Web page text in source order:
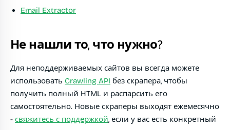
Email Extractor
Не нашли то, что нужно?
Для неподдерживаемых сайтов вы всегда можете
использовать Crawling API без скрапера, чтобы
получить полный HTML и распарсить его
самостоятельно. Новые скраперы выходят ежемесячно
- свяжитесь с поддержкой, если у вас есть конкретный